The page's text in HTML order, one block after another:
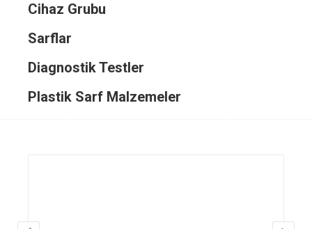
Cihaz Grubu
Sarflar
Diagnostik Testler
Plastik Sarf Malzemeler